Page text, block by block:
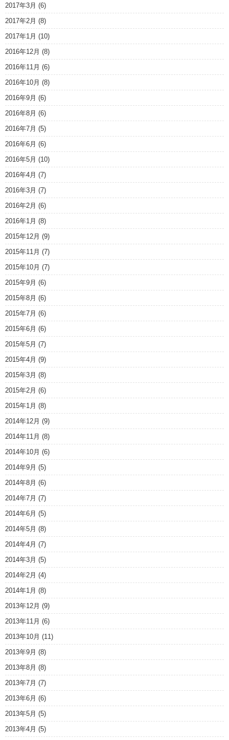
2017年3月 (6)
2017年2月 (8)
2017年1月 (10)
2016年12月 (8)
2016年11月 (6)
2016年10月 (8)
2016年9月 (6)
2016年8月 (6)
2016年7月 (5)
2016年6月 (6)
2016年5月 (10)
2016年4月 (7)
2016年3月 (7)
2016年2月 (6)
2016年1月 (8)
2015年12月 (9)
2015年11月 (7)
2015年10月 (7)
2015年9月 (6)
2015年8月 (6)
2015年7月 (6)
2015年6月 (6)
2015年5月 (7)
2015年4月 (9)
2015年3月 (8)
2015年2月 (6)
2015年1月 (8)
2014年12月 (9)
2014年11月 (8)
2014年10月 (6)
2014年9月 (5)
2014年8月 (6)
2014年7月 (7)
2014年6月 (5)
2014年5月 (8)
2014年4月 (7)
2014年3月 (5)
2014年2月 (4)
2014年1月 (8)
2013年12月 (9)
2013年11月 (6)
2013年10月 (11)
2013年9月 (8)
2013年8月 (8)
2013年7月 (7)
2013年6月 (6)
2013年5月 (5)
2013年4月 (5)